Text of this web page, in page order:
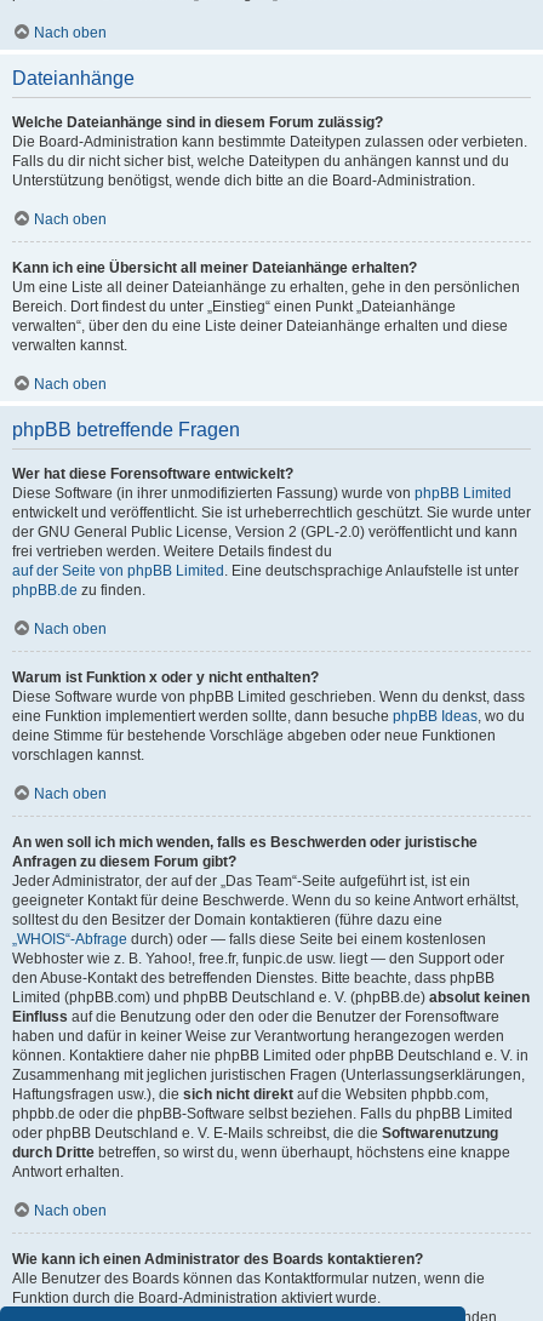
Nach oben
Dateianhänge
Welche Dateianhänge sind in diesem Forum zulässig?
Die Board-Administration kann bestimmte Dateitypen zulassen oder verbieten.
Falls du dir nicht sicher bist, welche Dateitypen du anhängen kannst und du
Unterstützung benötigst, wende dich bitte an die Board-Administration.
Nach oben
Kann ich eine Übersicht all meiner Dateianhänge erhalten?
Um eine Liste all deiner Dateianhänge zu erhalten, gehe in den persönlichen
Bereich. Dort findest du unter „Einstieg“ einen Punkt „Dateianhänge
verwalten“, über den du eine Liste deiner Dateianhänge erhalten und diese
verwalten kannst.
Nach oben
phpBB betreffende Fragen
Wer hat diese Forensoftware entwickelt?
Diese Software (in ihrer unmodifizierten Fassung) wurde von phpBB Limited
entwickelt und veröffentlicht. Sie ist urheberrechtlich geschützt. Sie wurde unter
der GNU General Public License, Version 2 (GPL-2.0) veröffentlicht und kann
frei vertrieben werden. Weitere Details findest du
auf der Seite von phpBB Limited . Eine deutschsprachige Anlaufstelle ist unter
phpBB.de zu finden.
Nach oben
Warum ist Funktion x oder y nicht enthalten?
Diese Software wurde von phpBB Limited geschrieben. Wenn du denkst, dass
eine Funktion implementiert werden sollte, dann besuche phpBB Ideas, wo du
deine Stimme für bestehende Vorschläge abgeben oder neue Funktionen
vorschlagen kannst.
Nach oben
An wen soll ich mich wenden, falls es Beschwerden oder juristische
Anfragen zu diesem Forum gibt?
Jeder Administrator, der auf der „Das Team“-Seite aufgeführt ist, ist ein
geeigneter Kontakt für deine Beschwerde. Wenn du so keine Antwort erhältst,
solltest du den Besitzer der Domain kontaktieren (führe dazu eine
„WHOIS“-Abfrage durch) oder — falls diese Seite bei einem kostenlosen
Webhoster wie z. B. Yahoo!, free.fr, funpic.de usw. liegt — den Support oder
den Abuse-Kontakt des betreffenden Dienstes. Bitte beachte, dass phpBB
Limited (phpBB.com) und phpBB Deutschland e. V. (phpBB.de) absolut keinen
Einfluss auf die Benutzung oder den oder die Benutzer der Forensoftware
haben und dafür in keiner Weise zur Verantwortung herangezogen werden
können. Kontaktiere daher nie phpBB Limited oder phpBB Deutschland e. V. in
Zusammenhang mit jeglichen juristischen Fragen (Unterlassungserklärungen,
Haftungsfragen usw.), die sich nicht direkt auf die Websiten phpbb.com,
phpbb.de oder die phpBB-Software selbst beziehen. Falls du phpBB Limited
oder phpBB Deutschland e. V. E-Mails schreibst, die die Softwarenutzung
durch Dritte betreffen, so wirst du, wenn überhaupt, höchstens eine knappe
Antwort erhalten.
Nach oben
Wie kann ich einen Administrator des Boards kontaktieren?
Alle Benutzer des Boards können das Kontaktformular nutzen, wenn die
Funktion durch die Board-Administration aktiviert wurde.
Mitglieder des Boards können zusätzlich den Link „Das Team“ verwenden.